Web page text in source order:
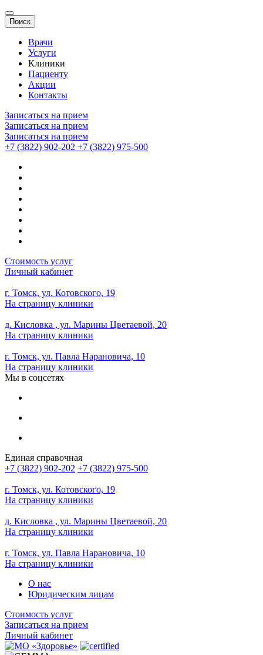
Поиск
Врачи
Услуги
Клиники
Пациенту
Акции
Контакты
Записаться на прием
Записаться на прием
Записаться на прием
+7 (3822) 902-202 +7 (3822) 975-500
Стоимость услуг
Личный кабинет
г. Томск, ул. Котовского, 19
На страницу клиники
д. Кисловка , ул. Марины Цветаевой, 20
На страницу клиники
г. Томск, ул. Павла Нарановича, 10
На страницу клиники
Мы в соцсетях
Единая справочная
+7 (3822) 902-202 +7 (3822) 975-500
г. Томск, ул. Котовского, 19
На страницу клиники
д. Кисловка , ул. Марины Цветаевой, 20
На страницу клиники
г. Томск, ул. Павла Нарановича, 10
На страницу клиники
О нас
Юридическим лицам
Стоимость услуг
Записаться на прием
Личный кабинет